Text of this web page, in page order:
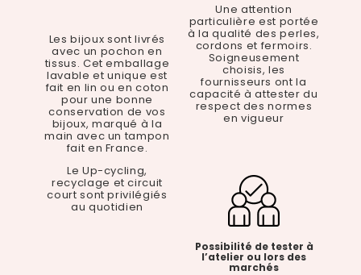
Les bijoux sont livrés
avec un pochon en
tissus. Cet emballage
lavable et unique est
fait en lin ou en coton
pour une bonne
conservation de vos
bijoux, marqué à la
main avec un tampon
fait en France.
Le Up-cycling,
recyclage et circuit
court sont privilégiés
au quotidien
Une attention
particulière est portée
à la qualité des perles,
cordons et fermoirs.
Soigneusement
choisis, les
fournisseurs ont la
capacité à attester du
respect des normes
en vigueur
Possibilité de tester à
l’atelier ou lors des
marchés